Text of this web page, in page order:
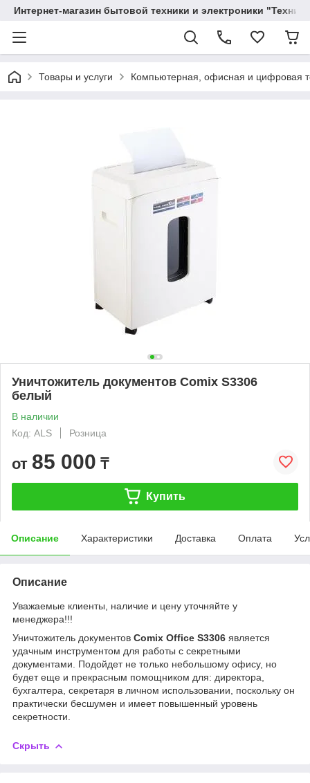
Интернет-магазин бытовой техники и электроники
Товары и услуги Компьютерная, офисная и цифровая
Уничтожитель документов Comix S3306
белый
В наличии
Код: ALS
Розница
от 85 000 ₸
Купить
Описание Характеристики Доставка Оплата
Описание
Уважаемые клиенты, наличие и цену уточняйте у
менеджера!!!
Уничтожитель документов Comix Office S3306 является
удачным инструментом для работы с секретными
документами. Подойдет не только небольшому офису, но
будет еще и прекрасным помощником для: директора,
бухгалтера, секретаря в личном использовании, поскольку он
практически бесшумен и имеет повышенный уровень
секретности.
Скрыть